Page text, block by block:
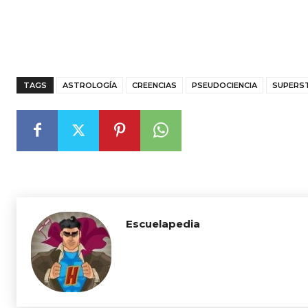
TAGS ASTROLOGÍA CREENCIAS PSEUDOCIENCIA
Escuelapedia